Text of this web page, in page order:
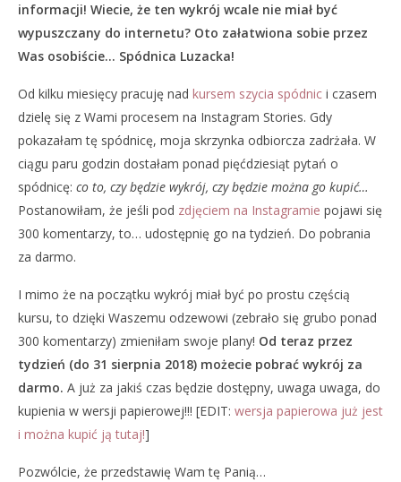
informacji! Wiecie, że ten wykrój wcale nie miał być
wypuszczany do internetu? Oto załatwiona sobie przez
Was osobiście… Spódnica Luzacka!
Od kilku miesięcy pracuję nad kursem szycia spódnic i czasem
dzielę się z Wami procesem na Instagram Stories. Gdy
pokazałam tę spódnicę, moja skrzynka odbiorcza zadrżała. W
ciągu paru godzin dostałam ponad pięćdziesiąt pytań o
spódnicę: co to, czy będzie wykrój, czy będzie można go kupić…
Postanowiłam, że jeśli pod zdjęciem na Instagramie pojawi się
300 komentarzy, to… udostępnię go na tydzień. Do pobrania
za darmo.
I mimo że na początku wykrój miał być po prostu częścią
kursu, to dzięki Waszemu odzewowi (zebrało się grubo ponad
300 komentarzy) zmieniłam swoje plany! Od teraz przez
tydzień (do 31 sierpnia 2018) możecie pobrać wykrój za
darmo. A już za jakiś czas będzie dostępny, uwaga uwaga, do
kupienia w wersji papierowej!!! [EDIT: wersja papierowa już jest
i można kupić ją tutaj!]
Pozwólcie, że przedstawię Wam tę Panią…